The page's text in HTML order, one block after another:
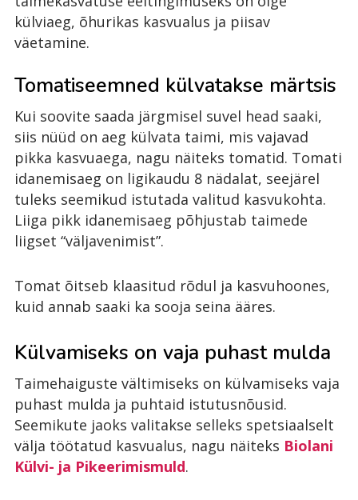
külviaeg, õhurikas kasvualus ja piisav
väetamine.
Tomatiseemned külvatakse märtsis
Kui soovite saada järgmisel suvel head saaki,
siis nüüd on aeg külvata taimi, mis vajavad
pikka kasvuaega, nagu näiteks tomatid. Tomati
idanemisaeg on ligikaudu 8 nädalat, seejärel
tuleks seemikud istutada valitud kasvukohta.
Liiga pikk idanemisaeg põhjustab taimede
liigset “väljavenimist”.
Tomat õitseb klaasitud rõdul ja kasvuhoones,
kuid annab saaki ka sooja seina ääres.
Külvamiseks on vaja puhast mulda
Taimehaiguste vältimiseks on külvamiseks vaja
puhast mulda ja puhtaid istutusnõusid.
Seemikute jaoks valitakse selleks spetsiaalselt
välja töötatud kasvualus, nagu näiteks Biolani
Külvi- ja Pikeerimismuld.